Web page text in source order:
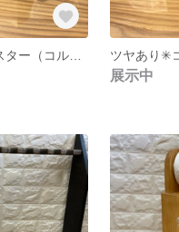
展示中